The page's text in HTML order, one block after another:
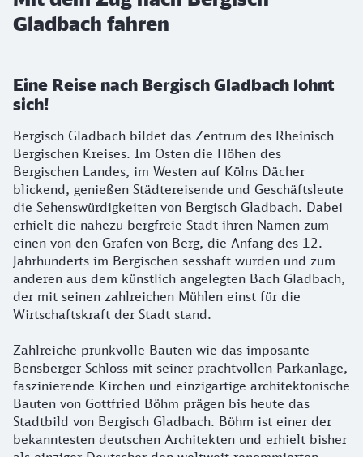
Gladbach fahren
Eine Reise nach Bergisch Gladbach lohnt
sich!
Bergisch Gladbach bildet das Zentrum des Rheinisch-
Bergischen Kreises. Im Osten die Höhen des
Bergischen Landes, im Westen auf Kölns Dächer
blickend, genießen Städtereisende und Geschäftsleute
die Sehenswürdigkeiten von Bergisch Gladbach. Dabei
erhielt die nahezu bergfreie Stadt ihren Namen zum
einen von den Grafen von Berg, die Anfang des 12.
Jahrhunderts im Bergischen sesshaft wurden und zum
anderen aus dem künstlich angelegten Bach Gladbach,
der mit seinen zahlreichen Mühlen einst für die
Wirtschaftskraft der Stadt stand.
Zahlreiche prunkvolle Bauten wie das imposante
Bensberger Schloss mit seiner prachtvollen Parkanlage,
faszinierende Kirchen und einzigartige architektonische
Bauten von Gottfried Böhm prägen bis heute das
Stadtbild von Bergisch Gladbach. Böhm ist einer der
bekanntesten deutschen Architekten und erhielt bisher